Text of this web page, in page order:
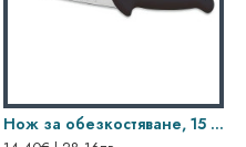
Нож за обезкостяване, 15 см, Dick, извито, твърдо острие, 8 2991 15, черна дръжка